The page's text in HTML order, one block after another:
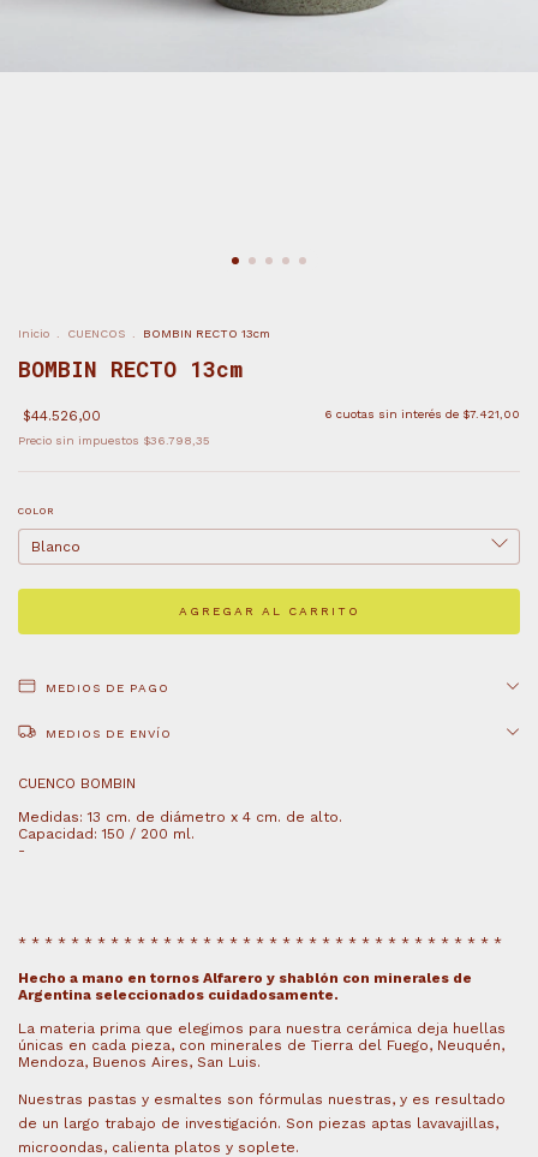
Inicio CUENCOS BOMBIN RECTO 13cm
BOMBIN RECTO 13cm
$44.526,00 6 cuotas sin interés de $7.421,00
Precio sin impuestos $36.798,35
COLOR
MEDIOS DE PAGO
MEDIOS DE ENVÍO
CUENCO BOMBIN
Medidas: 13 cm. de diámetro x 4 cm. de alto.
Capacidad: 150 / 200 ml.
-
* * * * * * * * * * * * * * * * * * * * * * * * * * * * * * * * * * * * *
Hecho a mano en tornos Alfarero y shablón con minerales de
Argentina seleccionados cuidadosamente.
La materia prima que elegimos para nuestra cerámica deja huellas
únicas en cada pieza, con minerales de Tierra del Fuego, Neuquén,
Mendoza, Buenos Aires, San Luis.
Nuestras pastas y esmaltes son fórmulas nuestras, y es resultado
de un largo trabajo de investigación. Son piezas aptas lavavajillas,
microondas, calienta platos y soplete.